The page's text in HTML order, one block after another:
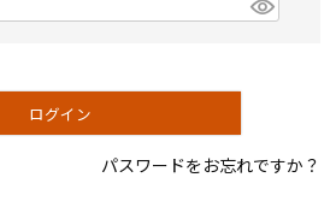
ログイン
パスワードをお忘れですか？